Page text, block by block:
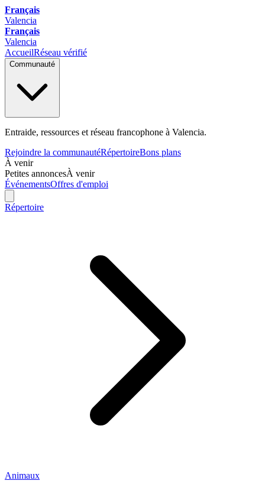
Français
Valencia
Français
Valencia
AccueilRéseau vérifié
Communauté
Entraide, ressources et réseau francophone à Valencia.
Rejoindre la communautéRépertoireBons plans
À venir
Petites annoncesÀ venir
ÉvénementsOffres d'emploi
Répertoire
Animaux